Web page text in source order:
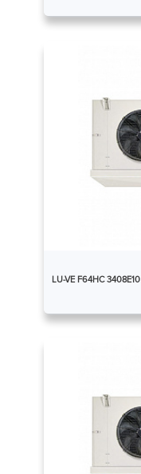
LU-VE F64HC 3408E10